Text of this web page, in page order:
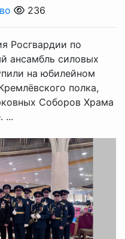
236
Росгвардии по
ансамбль силовых
на юбилейном
полка,
Соборов Храма
...